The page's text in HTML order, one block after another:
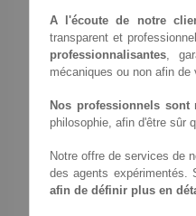
A l'écoute de notre
transparent et
professionnalisantes,
mécaniques ou non afin
Nos professionnels sont
philosophie, afin d'être sûr
Notre offre de services de
des agents expérimentés.
afin de définir plus en